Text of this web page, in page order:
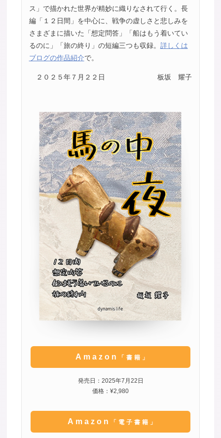
ス」で描かれた世界が精妙に織りなされて行く。長
編「１２日間」を中心に、戦争の虚しさと悲しみを
さまざまに描いた「想定問答」「船はもう着いてい
るのに」「旅の終り」の短編三つも収録。 詳しくは
ブログの作品紹介で。
２０２５年７月２２日 板坂 耀子
Amazon 「書籍」
発売日：2025年7月22日
価格：¥2,980
Amazon 「電子書籍」